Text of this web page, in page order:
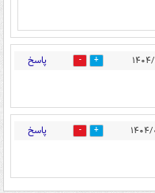
0 پاسخ
0 پاسخ